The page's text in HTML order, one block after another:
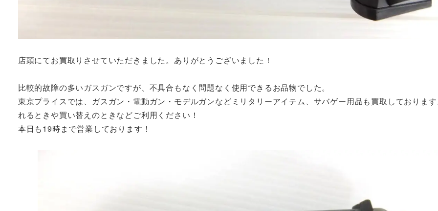
店頭にてお買取りさせていただきました。ありがとうございました！
比較的故障の多いガスガンですが、不具合もなく問題なく使用できるお品物でした。
東京プライスでは、ガスガン・電動ガン・モデルガンなどミリタリーアイテム、サバゲー用品も買取しておりま
れるときや買い替えのときなどご利用ください！
本日も19時まで営業しております！